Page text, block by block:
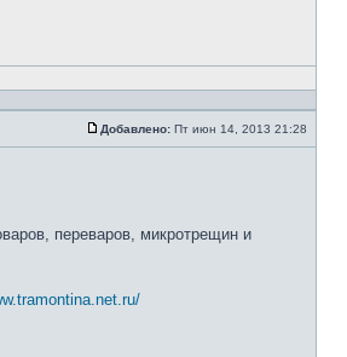
Добавлено: Пт июн 14, 2013 21:28
переваров, микротрещин и